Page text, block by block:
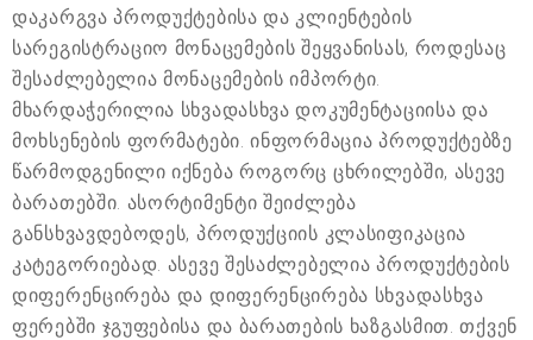
დაკარგვა პროდუქტებისა და კლიენტების
სარეგისტრაციო მონაცემების შეყვანისას, როდესაც
შესაძლებელია მონაცემების იმპორტი.
მხარდაჭერილია სხვადასხვა დოკუმენტაციისა და
მოხსენების ფორმატები. ინფორმაცია პროდუქტებზე
წარმოდგენილი იქნება როგორც ცხრილებში, ასევე
ბარათებში. ასორტიმენტი შეიძლება
განსხვავდებოდეს, პროდუქციის კლასიფიკაცია
კატეგორიებად. ასევე შესაძლებელია პროდუქტების
დიფერენცირება და დიფერენცირება სხვადასხვა
ფერებში ჯგუფებისა და ბარათების ხაზგასმით. თქვენ